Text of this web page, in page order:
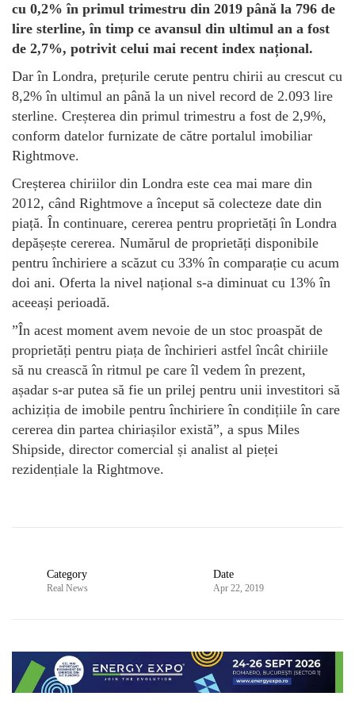
cu 0,2% în primul trimestru din 2019 până la 796 de
lire sterline, în timp ce avansul din ultimul an a fost
de 2,7%, potrivit celui mai recent index național.
Dar în Londra, prețurile cerute pentru chirii au crescut cu
8,2% în ultimul an până la un nivel record de 2.093 lire
sterline. Creșterea din primul trimestru a fost de 2,9%,
conform datelor furnizate de către portalul imobiliar
Rightmove.
Creșterea chiriilor din Londra este cea mai mare din
2012, când Rightmove a început să colecteze date din
piață. În continuare, cererea pentru proprietăți în Londra
depășește cererea. Numărul de proprietăți disponibile
pentru închiriere a scăzut cu 33% în comparație cu acum
doi ani. Oferta la nivel național s-a diminuat cu 13% în
aceeași perioadă.
”În acest moment avem nevoie de un stoc proaspăt de
proprietăți pentru piața de închirieri astfel încât chiriile
să nu crească în ritmul pe care îl vedem în prezent,
așadar s-ar putea să fie un prilej pentru unii investitori să
achiziția de imobile pentru închiriere în condițiile în care
cererea din partea chiriașilor există”, a spus Miles
Shipside, director comercial și analist al pieței
rezidențiale la Rightmove.
Category
Real News
Date
Apr 22, 2019